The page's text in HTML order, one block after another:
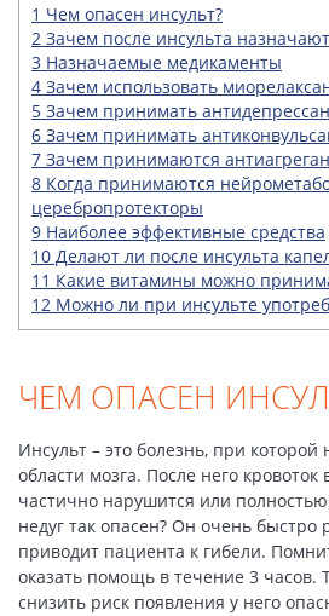
1 Чем опасен инсульт?
2 Зачем после инсульта
3 Назначаемые медикаменты
4 Зачем использовать
5 Зачем принимать
6 Зачем принимать
7 Зачем принимаются
8 Когда принимаются
церебропротекторы
9 Наиболее эффективные средства
10 Делают ли после инсульта
11 Какие витамины можно
12 Можно ли при инсульте
ЧЕМ ОПАСЕН
Инсульт – это болезнь, при которой
области мозга. После него кровоток
частично нарушится или
недуг так опасен? Он очень быстро
приводит пациента к гибели.
оказать помощь в течение 3 часов.
снизить риск появления у него